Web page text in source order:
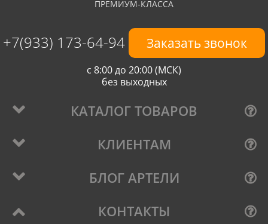
ПРЕМИУМ-КЛАССА
+7(933) 173-64-94 Заказать звонок
с 8:00 до 20:00 (МСК)
без выходных
КАТАЛОГ ТОВАРОВ
КЛИЕНТАМ
БЛОГ АРТЕЛИ
КОНТАКТЫ